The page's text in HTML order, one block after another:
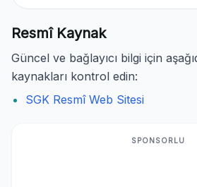
Resmî Kaynak
Güncel ve bağlayıcı bilgi için
kaynakları kontrol edin:
SGK Resmî Web Sitesi
SPONSORLU